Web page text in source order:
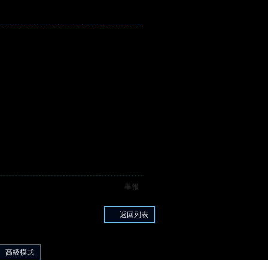
舉報
返回列表
高級模式